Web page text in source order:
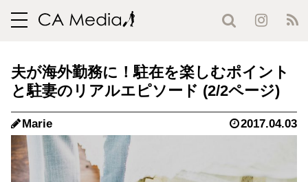
toggle
夫が海外勤務に！駐在を楽しむポイント
と駐妻のリアルエピソード (2/2ページ)
Marie 2017.04.03